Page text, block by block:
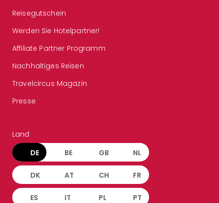
Reisegutschein
Werden Sie Hotelpartner!
Affiliate Partner Programm
Nachhaltiges Reisen
Travelcircus Magazin
Presse
Land
DE BE GB NL
DK AT CH FR
ES IT PL PT